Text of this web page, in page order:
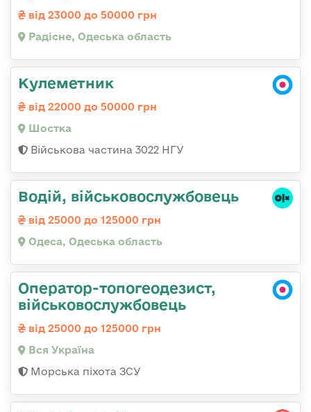
від 23000 до 50000 грн
Радісне, Одеська область
Кулеметник
від 22000 до 50000 грн
Шостка
Військова частина 3022 НГУ
Водій, військовослужбовець
від 25000 до 125000 грн
Одеса, Одеська область
Оператор-топогеодезист,
військовослужбовець
від 25000 до 125000 грн
Вся Україна
Морська піхота ЗСУ